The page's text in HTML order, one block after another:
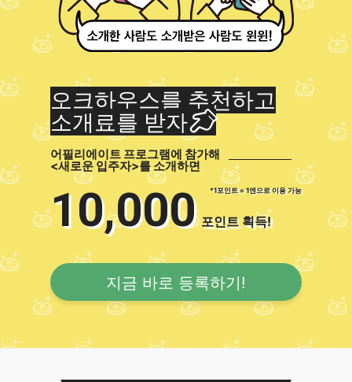
오크하우스를 추천하고
소개료를 받자
어필리에이트 프로그램에 참가해
<새로운 입주자>를 소개하면
10,000 포인트 획득!
*1포인트 = 1엔으로 이용 가능
지금 바로 등록하기!